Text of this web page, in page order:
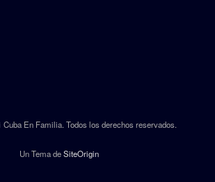
Cuba En Familia. Todos los derechos reservados.
Un Tema deSiteOrigin